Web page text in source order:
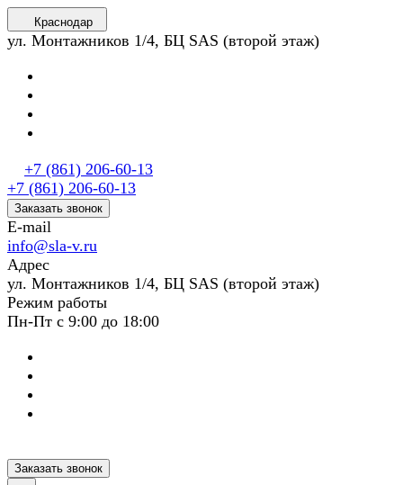
Краснодар
ул. Монтажников 1/4, БЦ SAS (второй этаж)
+7 (861) 206-60-13
+7 (861) 206-60-13
Заказать звонок
E-mail
info@sla-v.ru
Адрес
ул. Монтажников 1/4, БЦ SAS (второй этаж)
Режим работы
Пн-Пт с 9:00 до 18:00
Заказать звонок